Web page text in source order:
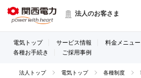
法人のお客さま
電気トップ サービス情報 料金メニュー
各種お手続き
ご採用事例
法人トップ 電気トップ 各種制度